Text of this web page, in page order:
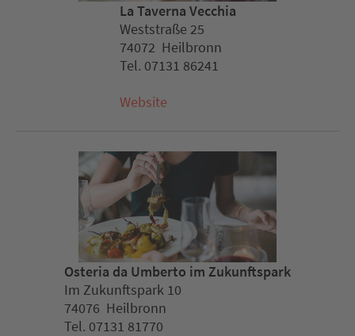
La Taverna Vecchia
Weststraße 25
74072 Heilbronn
Tel. 07131 86241
Website
Osteria da Umberto im Zukunftspark
Im Zukunftspark 10
74076 Heilbronn
Tel. 07131 81770